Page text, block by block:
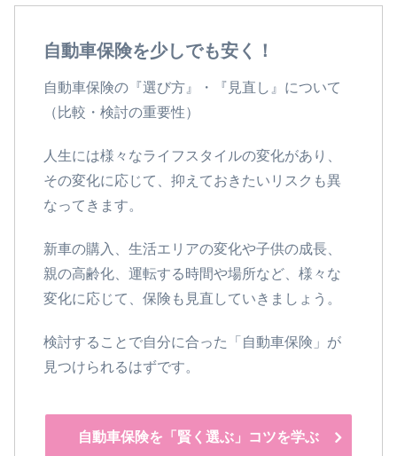
自動車保険を少しでも安く！
自動車保険の『選び方』・『見直し』について
（比較・検討の重要性）
人生には様々なライフスタイルの変化があり、
その変化に応じて、抑えておきたいリスクも異
なってきます。
新車の購入、生活エリアの変化や子供の成長、
親の高齢化、運転する時間や場所など、様々な
変化に応じて、保険も見直していきましょう。
検討することで自分に合った「自動車保険」が
見つけられるはずです。
自動車保険を「賢く選ぶ」コツを学ぶ